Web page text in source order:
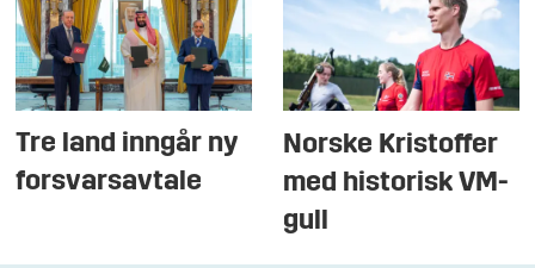
Tre land inngår ny
forsvarsavtale
Norske Kristoffer
med historisk VM-
gull